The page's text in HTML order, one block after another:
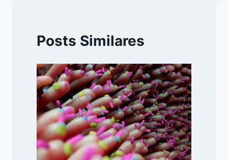
Posts Similares